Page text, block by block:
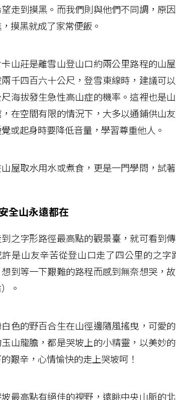
走到摸黑。而我們則與他們不同調，原
摸黑就成了家常便飯。
山莊是離雪山登山口約兩公里路程的山
千四百六十公尺，登雪東線時，建議可
海拔發生急性高山症的機率。這裡也是
在空間有限的情況下，大多以通鋪供山
或起身時要降低音量，學習尊重他人。
屋取水用水或煮食，更是一門學問，試
全山永遠都在
之字形路徑最高點的觀景臺，就可看到
許是山友辛苦從登山口走了四公里的之
到等一下艱難的路程而感到無奈想哭，
。
色的野百合生在山徑邊隨風搖曳，可愛
山龍膽，都是哭坡上的小精靈，以美妙
艱辛，心情愉快的走上哭坡呵！
最高點有絕佳的視野，遠眺中央山脈的